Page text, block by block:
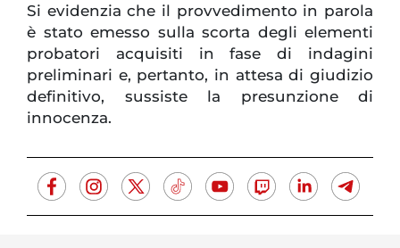
Si evidenzia che il provvedimento in parola
è stato emesso sulla scorta degli elementi
probatori acquisiti in fase di indagini
preliminari e, pertanto, in attesa di giudizio
definitivo, sussiste la presunzione di
innocenza.